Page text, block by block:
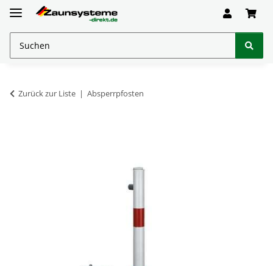
Zurück zur Liste Absperrpfosten